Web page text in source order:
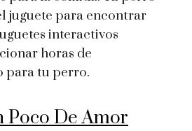
juguete para encontrar
interactivos
horas de
para tu perro.
Poco De Amor